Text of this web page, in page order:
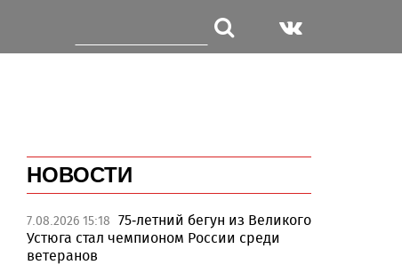
НОВОСТИ
7.08.2026 15:18 75-летний бегун из Великого
Устюга стал чемпионом России среди
ветеранов